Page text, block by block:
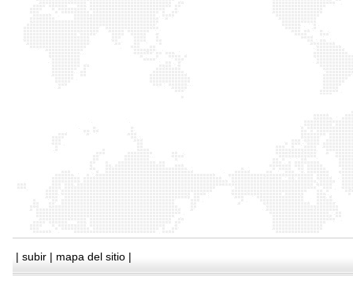
| subir | mapa del sitio |